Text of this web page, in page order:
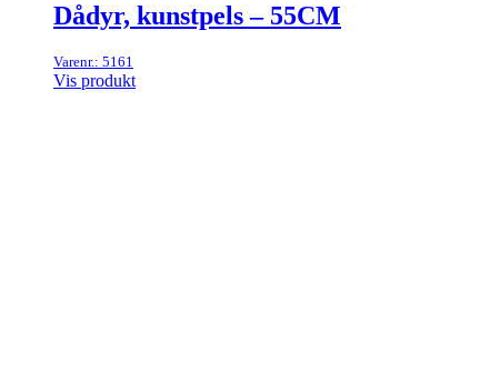
Dådyr, kunstpels – 55CM
Varenr.: 5161
Vis produkt